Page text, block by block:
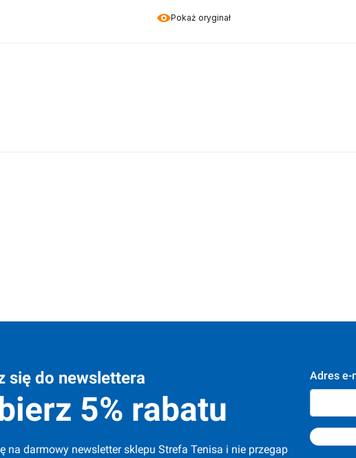
Pokaż oryginał
się do newslettera
5% rabatu
na darmowy newsletter sklepu Strefa Tenisa i nie przegap
Adres e-